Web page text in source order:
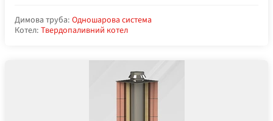
Димова труба: Одношарова система
Котел: Твердопаливний котел